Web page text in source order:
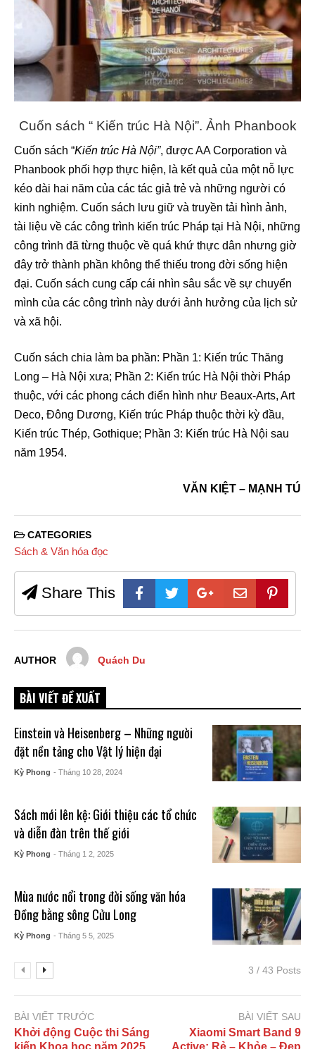
Cuốn sách “ Kiến trúc Hà Nội”. Ảnh Phanbook
Cuốn sách “Kiến trúc Hà Nội”, được AA Corporation và
Phanbook phối hợp thực hiện, là kết quả của một nỗ lực
kéo dài hai năm của các tác giả trẻ và những người có
kinh nghiệm. Cuốn sách lưu giữ và truyền tải hình ảnh,
tài liệu về các công trình kiến trúc Pháp tại Hà Nội, những
công trình đã từng thuộc về quá khứ thực dân nhưng giờ
đây trở thành phần không thể thiếu trong đời sống hiện
đại. Cuốn sách cung cấp cái nhìn sâu sắc về sự chuyển
mình của các công trình này dưới ảnh hưởng của lịch sử
và xã hội.
Cuốn sách chia làm ba phần: Phần 1: Kiến trúc Thăng
Long – Hà Nội xưa; Phần 2: Kiến trúc Hà Nội thời Pháp
thuộc, với các phong cách điển hình như Beaux-Arts, Art
Deco, Đông Dương, Kiến trúc Pháp thuộc thời kỳ đầu,
Kiến trúc Thép, Gothique; Phần 3: Kiến trúc Hà Nội sau
năm 1954.
VĂN KIỆT – MẠNH TÚ
CATEGORIES
Sách & Văn hóa đọc
Share This
AUTHOR Quách Du
BÀI VIẾT ĐỀ XUẤT
Einstein và Heisenberg – Những người
đặt nền tảng cho Vật lý hiện đại
Kỳ Phong - Tháng 10 28, 2024
Sách mới lên kệ: Giới thiệu các tổ chức
và diễn đàn trên thế giới
Kỳ Phong - Tháng 1 2, 2025
Mùa nước nổi trong đời sống văn hóa
Đồng bằng sông Cửu Long
Kỳ Phong - Tháng 5 5, 2025
3 / 43 Posts
BÀI VIẾT TRƯỚC
Khởi động Cuộc thi Sáng
kiến Khoa học năm 2025
BÀI VIẾT SAU
Xiaomi Smart Band 9
Active: Rẻ – Khỏe – Đẹp